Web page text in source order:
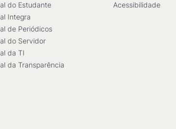
do Estudante
Integra
de Periódicos
do Servidor
da TI
da Transparência
Acessibilidade